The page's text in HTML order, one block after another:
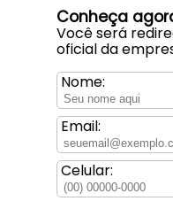
Conheça
Você será
oficial da
Nome:
Email:
Celular: